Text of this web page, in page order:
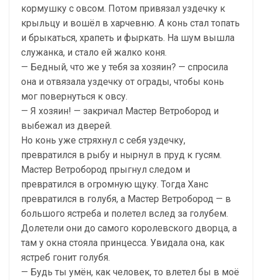
кормушку с овсом. Потом привязал уздечку к
крыльцу и вошёл в харчевню. А конь стал топать
и брыкаться, храпеть и фыркать. На шум вышла
служанка, и стало ей жалко коня.
— Бедный, что же у тебя за хозяин? — спросила
она и отвязала уздечку от ограды, чтобы конь
мог повернуться к овсу.
— Я хозяин! — закричал Мастер Ветробород и
выбежал из дверей.
Но конь уже стряхнул с себя уздечку,
превратился в рыбу и нырнул в пруд к гусям.
Мастер Ветробород прыгнул следом и
превратился в огромную щуку. Тогда Ханс
превратился в голубя, а Мастер Ветробород — в
большого ястреба и полетел вслед за голубем.
Долетели они до самого королевского дворца, а
там у окна стояла принцесса. Увидала она, как
ястреб гонит голубя.
— Будь ты умён, как человек, то влетел бы в моё